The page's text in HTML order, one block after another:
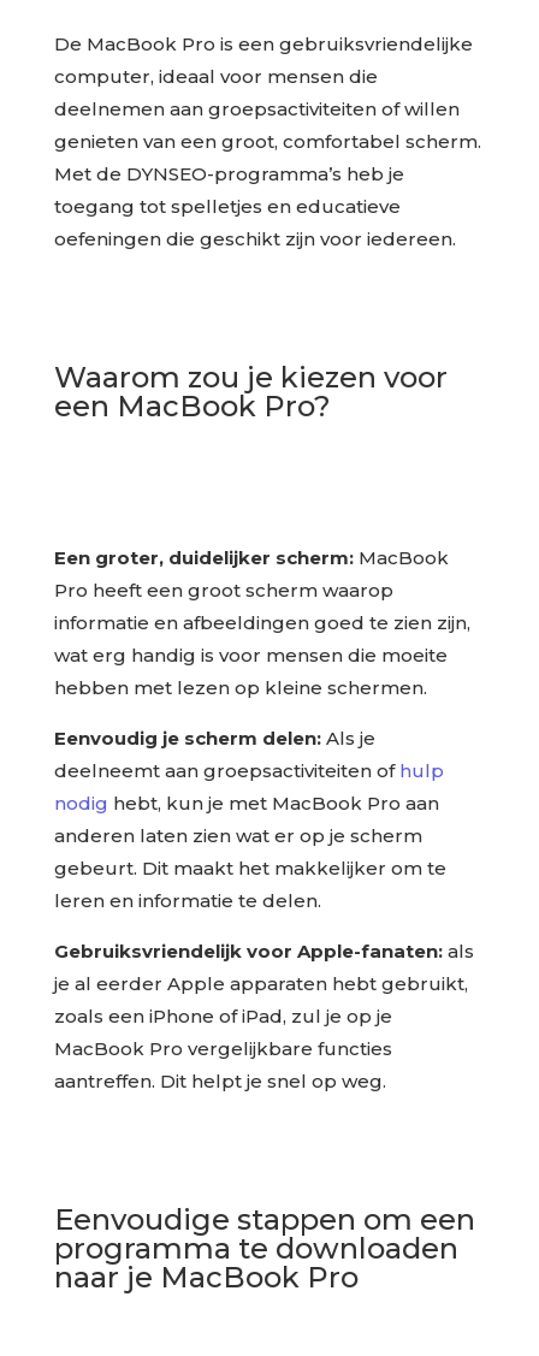
De MacBook Pro is een gebruiksvriendelijke
computer, ideaal voor mensen die
deelnemen aan groepsactiviteiten of willen
genieten van een groot, comfortabel scherm.
Met de DYNSEO-programma’s heb je
toegang tot spelletjes en educatieve
oefeningen die geschikt zijn voor iedereen.
Waarom zou je kiezen voor
een MacBook Pro?
Een groter, duidelijker scherm:MacBook
Pro heeft een groot scherm waarop
informatie en afbeeldingen goed te zien zijn,
wat erg handig is voor mensen die moeite
hebben met lezen op kleine schermen.
Eenvoudig je scherm delen: Als je
deelneemt aan groepsactiviteiten of hulp
nodig hebt, kun je met MacBook Pro aan
anderen laten zien wat er op je scherm
gebeurt. Dit maakt het makkelijker om te
leren en informatie te delen.
Gebruiksvriendelijk voor Apple-fanaten:als
je al eerder Apple apparaten hebt gebruikt,
zoals een iPhone of iPad, zul je op je
MacBook Pro vergelijkbare functies
aantreffen. Dit helpt je snel op weg.
Eenvoudige stappen om een
programma te downloaden
naar je MacBook Pro